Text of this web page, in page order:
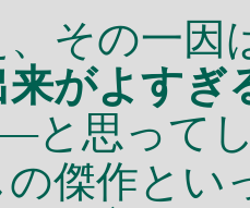
その一因
来がよすぎ
思って
傑作とい